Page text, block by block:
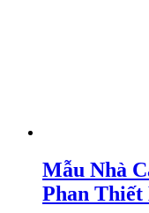
Mẫu Nhà
Phan